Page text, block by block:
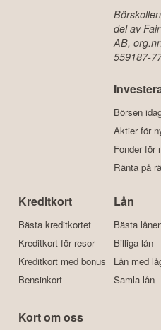
del av
AB,
559187-
Börsen
Aktier för
Fonder för
Ränta på
Kreditkort
Bästa kreditkortet
Kreditkort för resor
Kreditkort med bonus
Bensinkort
Lån
Bästa
Billiga lån
Lån med
Samla lån
Kort om oss